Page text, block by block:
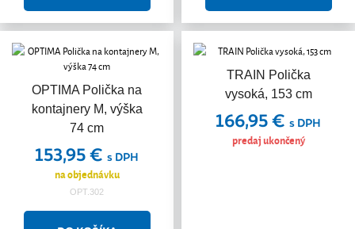
OPTIMA Polička na
kontajnery M, výška
74 cm
153,95 € s DPH
na objednávku
OPT.302
TRAIN Polička
vysoká, 153 cm
166,95 € s DPH
predaj ukončený